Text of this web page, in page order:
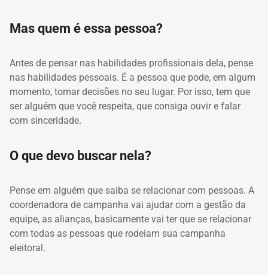
Mas quem é essa pessoa?
Antes de pensar nas habilidades profissionais dela, pense
nas habilidades pessoais. É a pessoa que pode, em algum
momento, tomar decisões no seu lugar. Por isso, tem que
ser alguém que você respeita, que consiga ouvir e falar
com sinceridade.
O que devo buscar nela?
Pense em alguém que saiba se relacionar com pessoas. A
coordenadora de campanha vai ajudar com a gestão da
equipe, as alianças, basicamente vai ter que se relacionar
com todas as pessoas que rodeiam sua campanha
eleitoral.